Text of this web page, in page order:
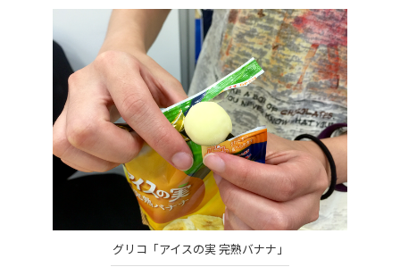
グリコ「アイスの実 完熟バナナ」